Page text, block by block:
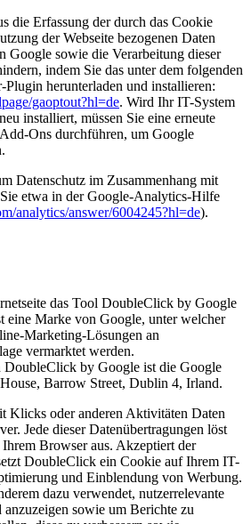
die Erfassung der durch das Cookie
der Webseite bezogenen Daten
Google sowie die Verarbeitung dieser
indem Sie das unter dem folgenden
herunterladen und installieren:
gaoptout?hl=de. Wird Ihr IT-System
installiert, müssen Sie eine erneute
Ons durchführen, um Google
Datenschutz im Zusammenhang mit
etwa in der Google-Analytics-Hilfe
analytics/answer/6004245?hl=de).
das Tool DoubleClick by Google
eine Marke von Google, unter welcher
Marketing-Lösungen an
vermarktet werden.
DoubleClick by Google ist die Google
Barrow Street, Dublin 4, Irland.
Klicks oder anderen Aktivitäten Daten
Jede dieser Datenübertragungen löst
Browser aus. Akzeptiert der
DoubleClick ein Cookie auf Ihrem IT-
und Einblendung von Werbung.
dazu verwendet, nutzerrelevante
sowie um Berichte zu